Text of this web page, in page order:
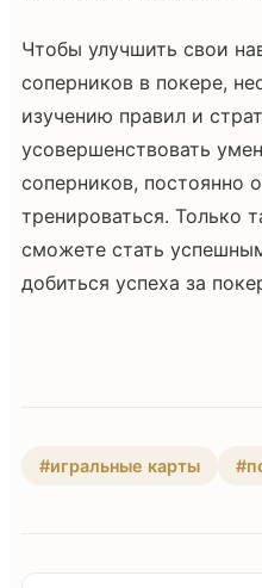
Чтобы улучшить свои
соперников в покере,
изучению правил и
усовершенствовать
соперников, постоянно
тренироваться. Только
сможете стать
добиться успеха за
#игральные карты